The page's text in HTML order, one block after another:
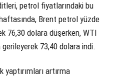
petrol fiyatlarındaki bu
Brent petrol yüzde
76,30 dolara düşerken, WTI
73,40 dolara indi.
yaptırımları artırma